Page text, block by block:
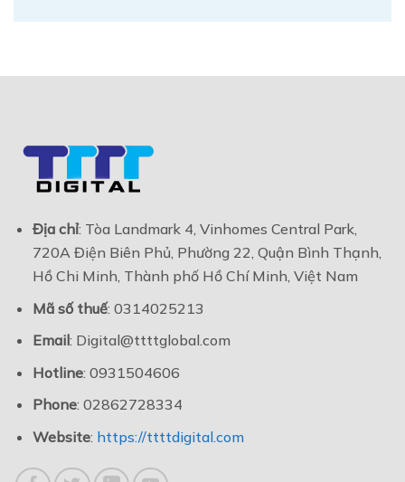
Địa chỉ: Tòa Landmark 4, Vinhomes Central Park,
720A Điện Biên Phủ, Phường 22, Quận Bình Thạnh,
Hồ Chi Minh, Thành phố Hồ Chí Minh, Việt Nam
Mã số thuế: 0314025213
Email: Digital@ttttglobal.com
Hotline: 0931504606
Phone: 02862728334
Website: https://ttttdigital.com